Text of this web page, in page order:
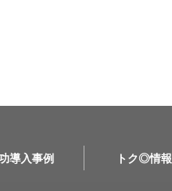
導入事例 トク◎情報